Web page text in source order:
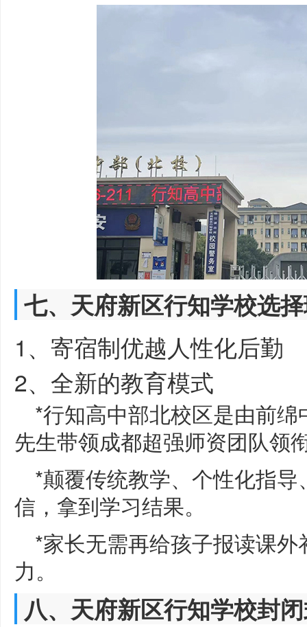
七、天府新区行知学校选
1、寄宿制优越人性化后勤
2、全新的教育模式
*行知高中部北校区是由前
先生带领成都超强师资团队领
*颠覆传统教学、个性化指
信，拿到学习结果。
*家长无需再给孩子报读课
力。
八、天府新区行知学校封